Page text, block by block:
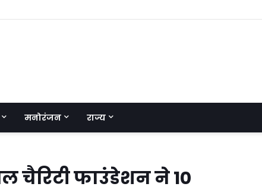
मनोरंजन राज्य
फाउंडेशन ने 10